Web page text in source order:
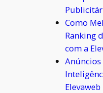
Como
Ranking
com a
Anúncios
Elevaweb